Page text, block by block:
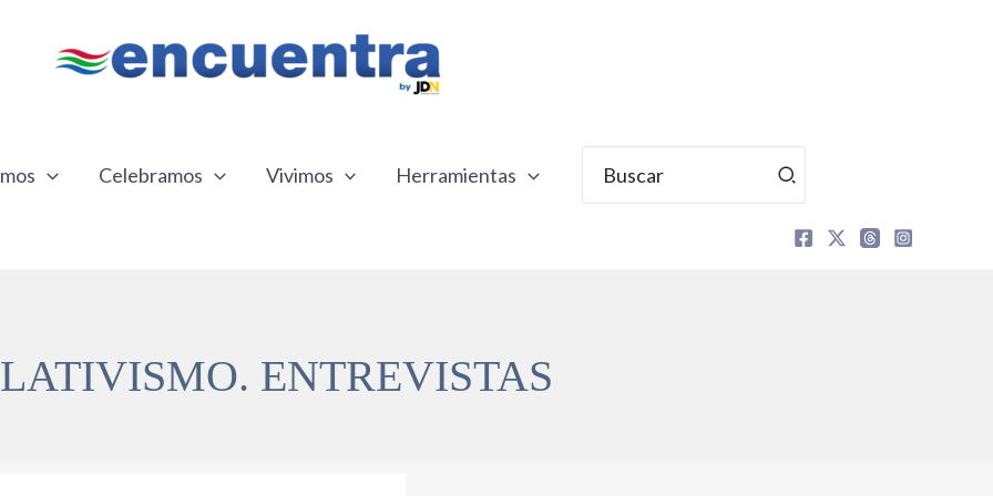
Celebramos Vivimos Herramientas
por:
ENTREVISTAS